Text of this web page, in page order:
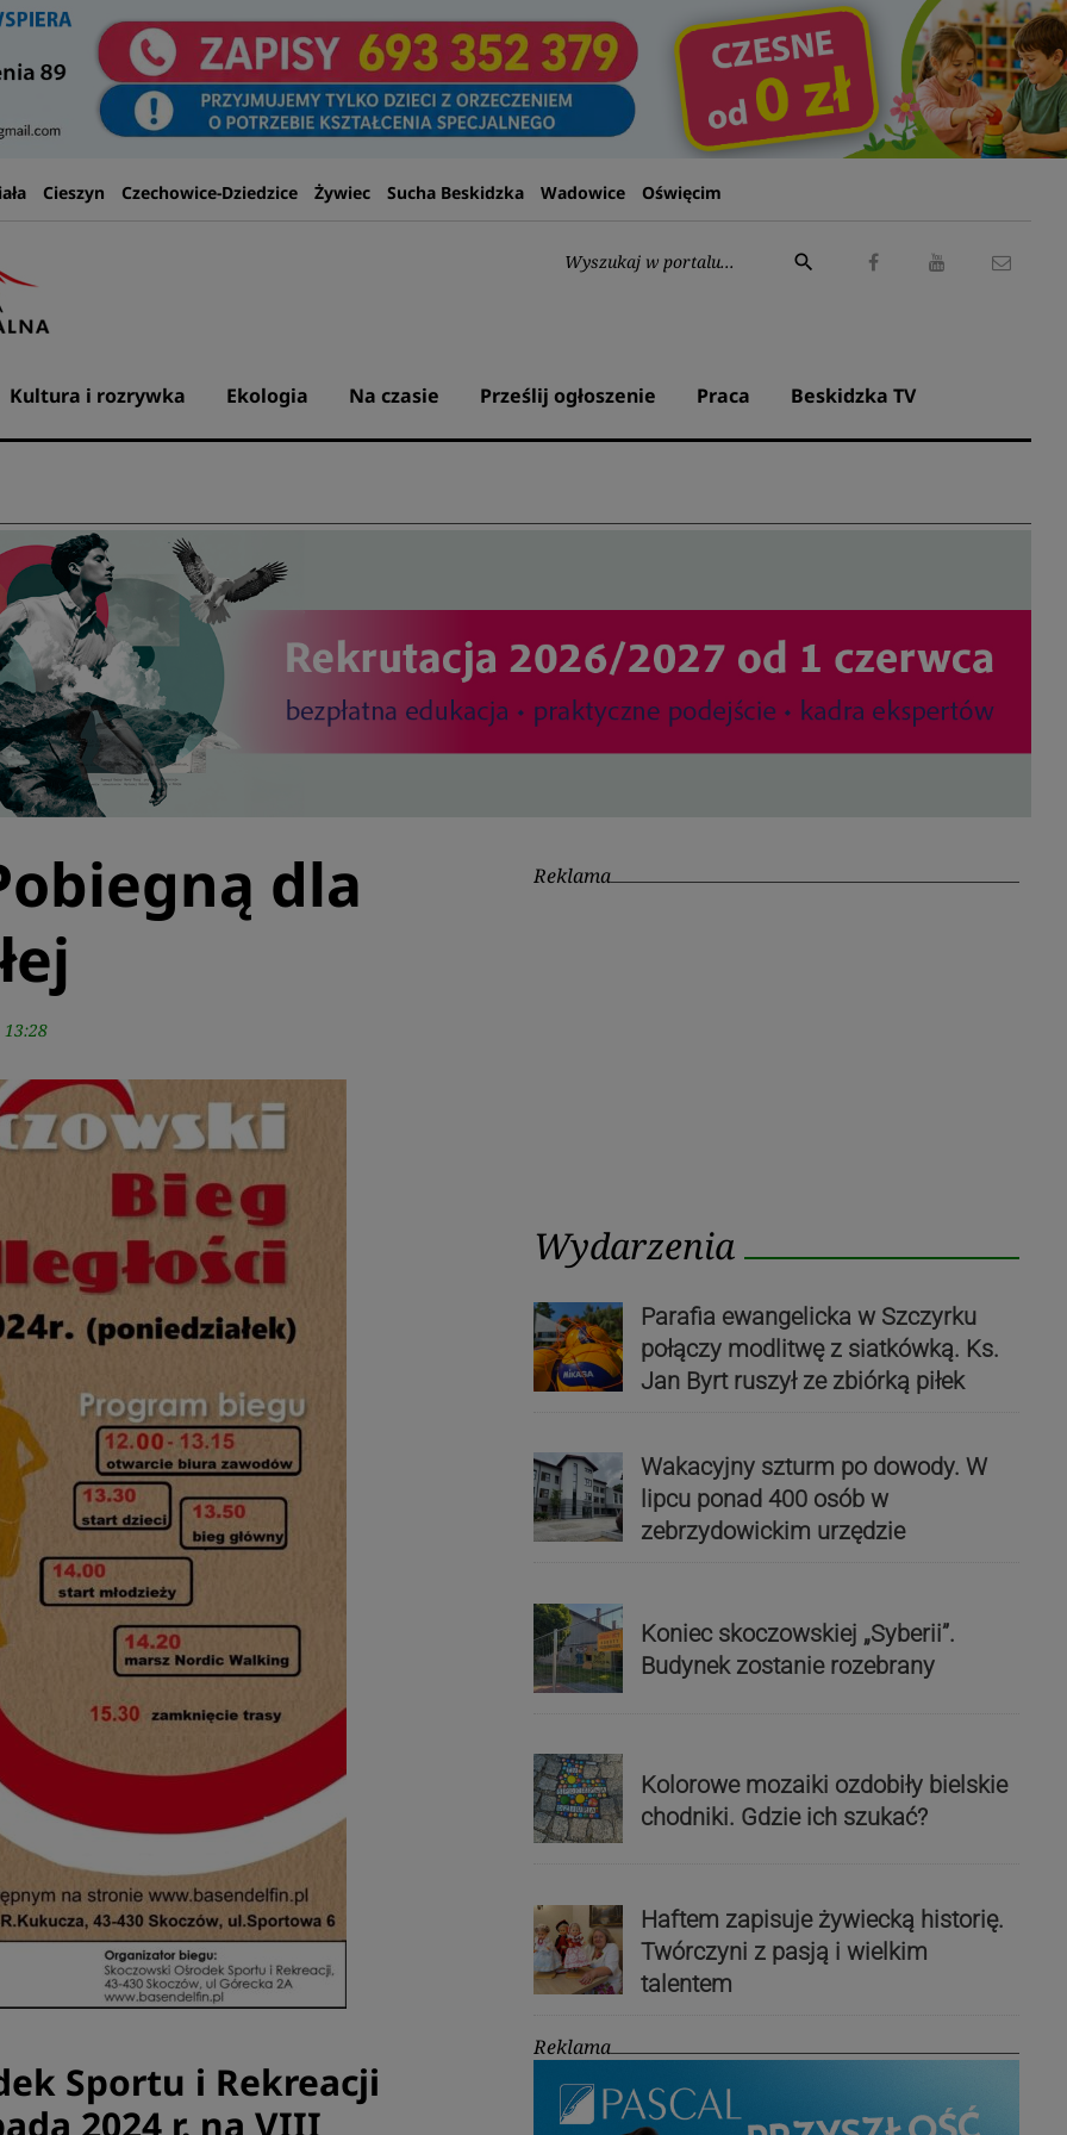
Cieszyn Czechowice-Dziedzice Żywiec Sucha Beskidzka Wadowice Oświęcim
Wyszukaj:
search
Kultura i rozrywka Ekologia Na czasie Prześlij ogłoszenie Praca Beskidzka TV
dla
Sportu i Rekreacji
2024 r. na VIII
Reklama
Wydarzenia
Parafia ewangelicka w Szczyrku
połączy modlitwę z siatkówką. Ks.
Jan Byrt ruszył ze zbiórką piłek
Wakacyjny szturm po dowody. W
lipcu ponad 400 osób w
zebrzydowickim urzędzie
Koniec skoczowskiej „Syberii”.
Budynek zostanie rozebrany
Kolorowe mozaiki ozdobiły bielskie
chodniki. Gdzie ich szukać?
Haftem zapisuje żywiecką historię.
Twórczyni z pasją i wielkim
talentem
Reklama